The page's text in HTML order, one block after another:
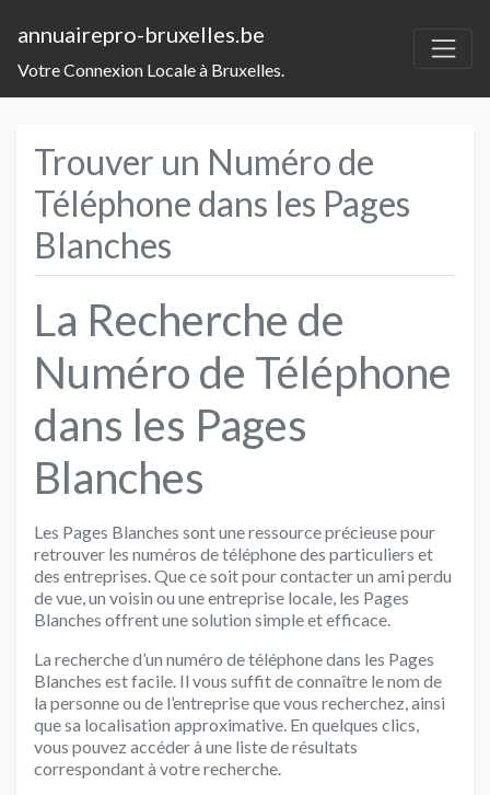
annuairepro-bruxelles.be
Votre Connexion Locale à Bruxelles.
Trouver un Numéro de
Téléphone dans les Pages
Blanches
La Recherche de
Numéro de Téléphone
dans les Pages
Blanches
Les Pages Blanches sont une ressource précieuse pour
retrouver les numéros de téléphone des particuliers et
des entreprises. Que ce soit pour contacter un ami perdu
de vue, un voisin ou une entreprise locale, les Pages
Blanches offrent une solution simple et efficace.
La recherche d’un numéro de téléphone dans les Pages
Blanches est facile. Il vous suffit de connaître le nom de
la personne ou de l’entreprise que vous recherchez, ainsi
que sa localisation approximative. En quelques clics,
vous pouvez accéder à une liste de résultats
correspondant à votre recherche.